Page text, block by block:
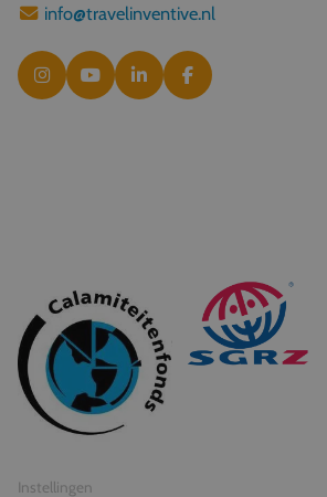
info@travelinventive.nl
© 2026 Travel Inventive
Algemene voorwaarden
Privacy statement
Instellingen